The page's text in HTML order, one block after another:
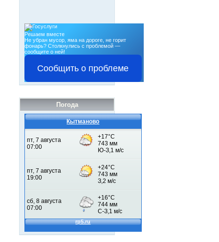
Решаем вместе
Не убран мусор, яма на дороге, не горит
фонарь? Столкнулись с проблемой —
сообщите о ней!
Сообщить о проблеме
Погода
Кытманово